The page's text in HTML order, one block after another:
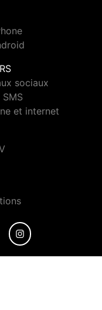
sociaux
et internet